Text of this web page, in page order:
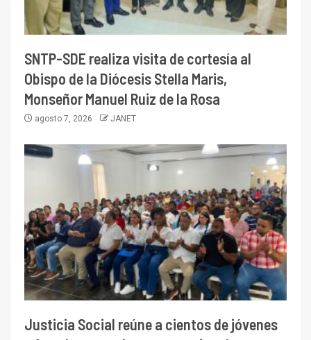
SNTP-SDE realiza visita de cortesía al
Obispo de la Diócesis Stella Maris,
Monseñor Manuel Ruiz de la Rosa
agosto 7, 2026 JANET
Justicia Social reúne a cientos de jóvenes